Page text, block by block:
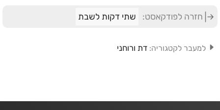
חזרה לפודקאסט: שתי דקות לשבת
למעבר לקטגוריה: דת ורוחני